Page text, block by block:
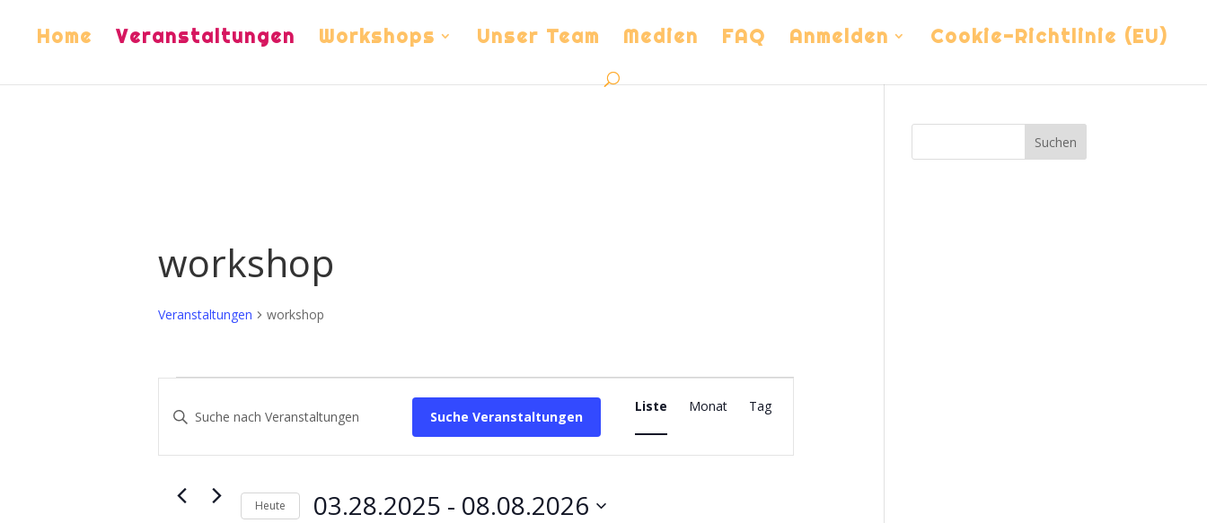
Home Veranstaltungen Workshops Unser Team Medien FAQ Anmelden Cookie-Richtlinie (EU)
workshop
Veranstaltungen workshop
Veranstaltungen
Veranstaltungen
Suche
Ansichten,
Navigation
Bitte
Schlüsselwort
nach
Suche Veranstaltungen
Veranstaltung
Ansichten-
Liste Monat Tag
Heute 03.28.2025 - 08.08.2026
Suchen